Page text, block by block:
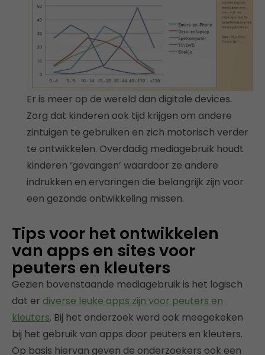
Er is meer op de wereld dan digitale devices.
Zorg dat kinderen ook tijd krijgen om andere
zintuigen te gebruiken en zich motorisch verder
te ontwikkelen. Overdadig mediagebruik houdt
kinderen ‘gevangen’ waardoor ze andere
indrukken en ervaringen die belangrijk zijn voor
een gezonde ontwikkeling missen.
Tips voor het ontwikkelen
van apps en sites voor
peuters en kleuters
Gezien bovenstaande mediagebruik is het logisch
dat er diverse leuke apps zijn voor peuters en
kleuters. Bij het onderzoek werd ook meegekeken
bij het gebruik van apps door peuters en kleuters.
Op basis hiervan geven de onderzoekers ook een